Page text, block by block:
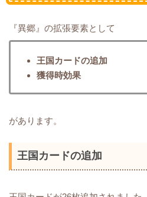
『異郷』の拡張要素として
王国カードの追加
獲得時効果
があります。
王国カードの追加